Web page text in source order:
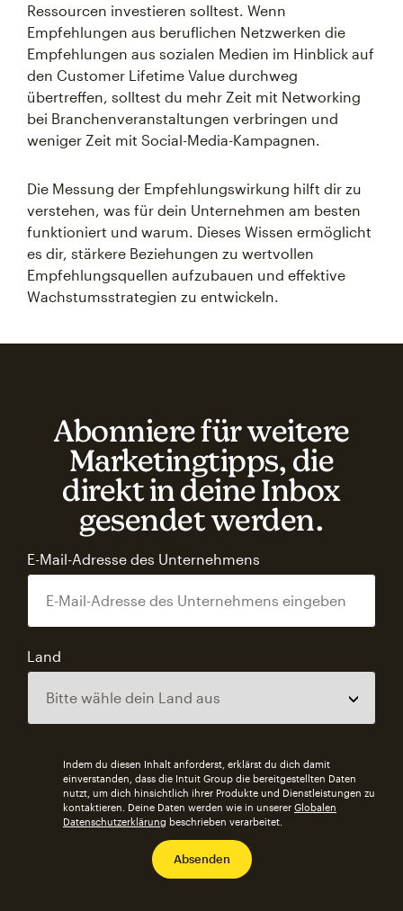
Ressourcen investieren solltest. Wenn
Empfehlungen aus beruflichen Netzwerken die
Empfehlungen aus sozialen Medien im Hinblick auf
den Customer Lifetime Value durchweg
übertreffen, solltest du mehr Zeit mit Networking
bei Branchenveranstaltungen verbringen und
weniger Zeit mit Social-Media-Kampagnen.
Die Messung der Empfehlungswirkung hilft dir zu
verstehen, was für dein Unternehmen am besten
funktioniert und warum. Dieses Wissen ermöglicht
es dir, stärkere Beziehungen zu wertvollen
Empfehlungsquellen aufzubauen und effektive
Wachstumsstrategien zu entwickeln.
Abonniere für weitere
Marketingtipps, die
direkt in deine Inbox
gesendet werden.
E-Mail-Adresse des Unternehmens
Land
Indem du diesen Inhalt anforderst, erklärst du dich damit
einverstanden, dass die Intuit Group die bereitgestellten Daten
nutzt, um dich hinsichtlich ihrer Produkte und Dienstleistungen zu
kontaktieren. Deine Daten werden wie in unserer Globalen
Datenschutzerklärung beschrieben verarbeitet.